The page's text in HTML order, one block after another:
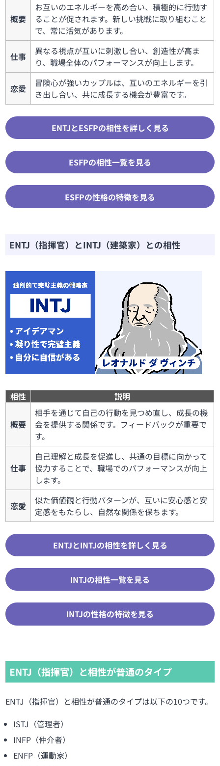
概要
お互いのエネルギーを高め合い、積極的に行動す
ることが促されます。新しい挑戦に取り組むこと
で、常に活気があります。
仕事
異なる視点が互いに刺激し合い、創造性が高ま
り、職場全体のパフォーマンスが向上します。
恋愛
冒険心が強いカップルは、互いのエネルギーを引
き出し合い、共に成長する機会が豊富です。
ENTJとESFPの相性を詳しく見る
ESFPの相性一覧を見る
ESFPの性格の特徴を見る
ENTJ（指揮官）とINTJ（建築家）との相性
相性 説明
概要
相手を通じて自己の行動を見つめ直し、成長の機
会を提供する関係です。フィードバックが重要で
す。
仕事
自己理解と成長を促進し、共通の目標に向かって
協力することで、職場でのパフォーマンスが向上
します。
恋愛
似た価値観と行動パターンが、互いに安心感と安
定感をもたらし、自然な関係を保ちます。
ENTJとINTJの相性を詳しく見る
INTJの相性一覧を見る
INTJの性格の特徴を見る
ENTJ（指揮官）と相性が普通のタイプ
ENTJ（指揮官）と相性が普通のタイプは以下の10つです。
ISTJ（管理者）
INFP（仲介者）
ENFP（運動家）